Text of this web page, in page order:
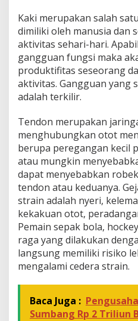
Kaki merupakan salah
dimiliki oleh manusia dan
aktivitas sehari-hari.
gangguan fungsi maka
produktifitas seseorang
aktivitas. Gangguan yang
adalah terkilir.
Tendon merupakan
menghubungkan otot
berupa peregangan kecil
atau mungkin
dapat menyebabkan
tendon atau keduanya.
strain adalah nyeri,
kekakuan otot,
Pemain sepak bola,
raga yang dilakukan
langsung memiliki risiko
mengalami cedera strain.
Baca Juga :
Sumbang Rp 2 Triliun